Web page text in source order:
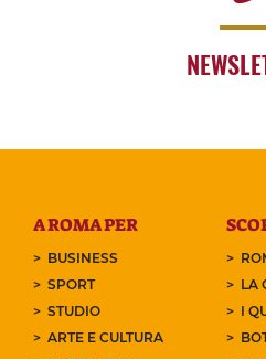
A ROMA PER
BUSINESS
SPORT
STUDIO
ARTE E CULTURA
LA
I